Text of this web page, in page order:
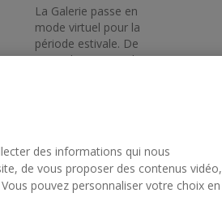
La Galerie passe en
mode virtuel pour la
période estivale. De
retour le 3 septembre
des informations qui nous
de vous proposer des contenus vidéo,
pouvez personnaliser votre choix en